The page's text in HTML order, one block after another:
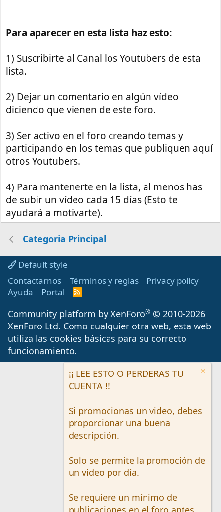
Para aparecer en esta lista haz esto:
1) Suscribirte al Canal los Youtubers de esta
lista.
2) Dejar un comentario en algún vídeo
diciendo que vienen de este foro.
3) Ser activo en el foro creando temas y
participando en los temas que publiquen aquí
otros Youtubers.
4) Para mantenerte en la lista, al menos has
de subir un vídeo cada 15 días (Esto te
ayudará a motivarte).
Categoria Principal
Default style
Contactarnos
Términos y reglas
Privacy policy
Ayuda
Portal
R
S
Community platform by XenForo® © 2010-2026
XenForo Ltd. Como cualquier otra web, esta web
utiliza las cookies básicas para su correcto
funcionamiento.
¡¡ LEE ESTO O PERDERAS TU
CUENTA !!
Si promocionas un video, debes
proporcionar una buena
descripción.
Solo se permite la promoción de
un video por día.
Se requiere un mínimo de